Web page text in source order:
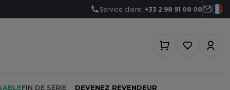
Service client :+33 2 98 91 08 08
FIN DE SÉRIE DEVENEZ REVENDEUR